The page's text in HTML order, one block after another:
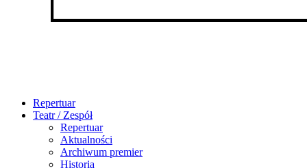
Repertuar
Teatr / Zespół
Repertuar
Aktualności
Archiwum premier
Historia